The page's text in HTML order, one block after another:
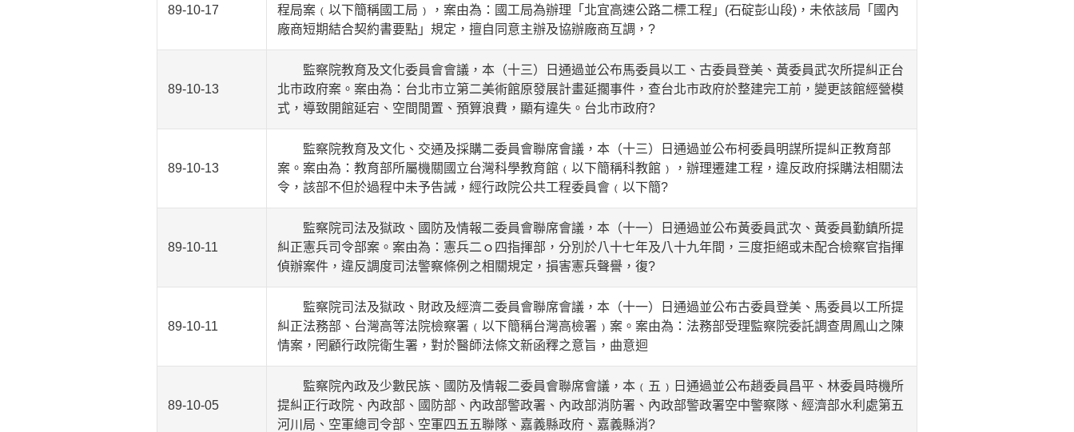
89-10-17
程局案﹙以下簡稱國工局﹚，案由為：國工局為辦理「北宜高速公路二標工程」(石碇彭山段)，未依該局「國內
廠商短期結合契約書要點」規定，擅自同意主辦及協辦廠商互調，?
89-10-13
監察院教育及文化委員會會議，本（十三）日通過並公布馬委員以工、古委員登美、黃委員武次所提糾正台
北市政府案。案由為：台北市立第二美術館原發展計畫延擱事件，查台北市政府於整建完工前，變更該館經營模
式，導致開館延宕、空間閒置、預算浪費，顯有違失。台北市政府?
89-10-13
監察院教育及文化、交通及採購二委員會聯席會議，本（十三）日通過並公布柯委員明謀所提糾正教育部
案。案由為：教育部所屬機關國立台灣科學教育館﹙以下簡稱科教館﹚，辦理遷建工程，違反政府採購法相關法
令，該部不但於過程中未予告誡，經行政院公共工程委員會﹙以下簡?
89-10-11
監察院司法及獄政、國防及情報二委員會聯席會議，本（十一）日通過並公布黃委員武次、黃委員勤鎮所提
糾正憲兵司令部案。案由為：憲兵二ｏ四指揮部，分別於八十七年及八十九年間，三度拒絕或未配合檢察官指揮
偵辦案件，違反調度司法警察條例之相關規定，損害憲兵聲譽，復?
89-10-11
監察院司法及獄政、財政及經濟二委員會聯席會議，本（十一）日通過並公布古委員登美、馬委員以工所提
糾正法務部、台灣高等法院檢察署﹙以下簡稱台灣高檢署﹚案。案由為：法務部受理監察院委託調查周鳳山之陳
情案，罔顧行政院衛生署，對於醫師法條文新函釋之意旨，曲意迴
89-10-05
監察院內政及少數民族、國防及情報二委員會聯席會議，本﹙五﹚日通過並公布趙委員昌平、林委員時機所
提糾正行政院、內政部、國防部、內政部警政署、內政部消防署、內政部警政署空中警察隊、經濟部水利處第五
河川局、空軍總司令部、空軍四五五聯隊、嘉義縣政府、嘉義縣消?